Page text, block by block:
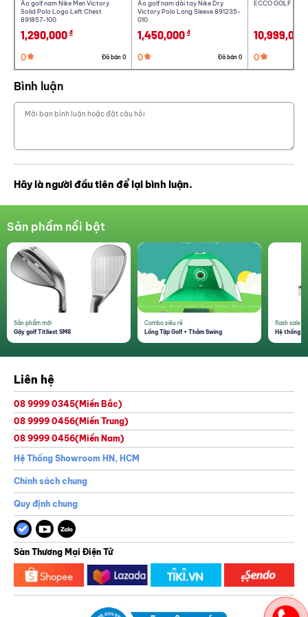
Áo golf nam Nike Men Victory
Solid Polo Logo Left Chest
891857-100
1,290,000 đ
0 Đã bán 0
Áo golf nam dài tay Nike Dry
Victory Polo Long Sleeve 891235-
010
1,450,000 đ
0 Đã bán 0
ECCO GOLF
10,999,000
0
Bình luận
Hãy là người đầu tiên để lại bình luận.
Sản phẩm nổi bật
Sản phẩm mới
Gậy golf Titliest SM8
Combo siêu rẻ
Lồng Tập Golf + Thảm Swing
flash sale
Hệ thống
Liên hệ
08 9999 0345(Miền Bắc)
08 9999 0456(Miền Trung)
08 9999 0456(Miền Nam)
Hệ Thống Showroom HN, HCM
Chính sách chung
Quy định chung
Sàn Thương Mại Điện Tử